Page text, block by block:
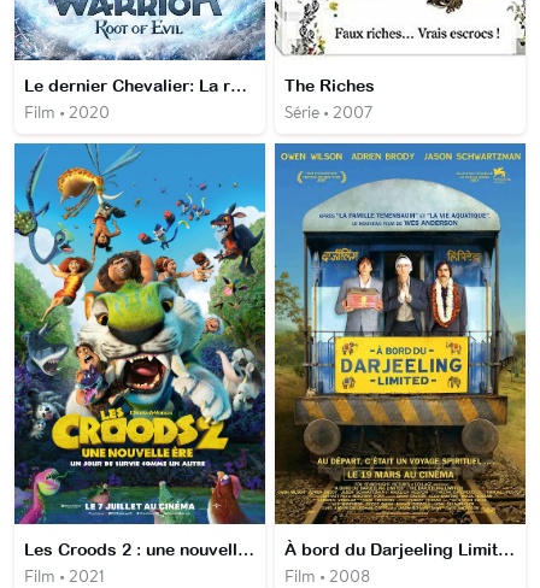
Le dernier Chevalier: La racine du Mal
Film • 2020
The Riches
Série • 2007
Les Croods 2 : une nouvelle ère
Film • 2021
À bord du Darjeeling Limited
Film • 2008